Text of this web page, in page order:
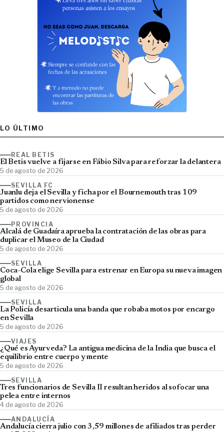
LO ÚLTIMO
REAL BETIS
El Betis vuelve a fijarse en Fábio Silva para reforzar la delantera
5 de agosto de 2026
SEVILLA FC
Juanlu deja el Sevilla y ficha por el Bournemouth tras 109
partidos como nervionense
5 de agosto de 2026
PROVINCIA
Alcalá de Guadaíra aprueba la contratación de las obras para
duplicar el Museo de la Ciudad
5 de agosto de 2026
SEVILLA
Coca-Cola elige Sevilla para estrenar en Europa su nueva imagen
global
5 de agosto de 2026
SEVILLA
La Policía desarticula una banda que robaba motos por encargo
en Sevilla
5 de agosto de 2026
VIAJES
¿Qué es Ayurveda? La antigua medicina de la India que busca el
equilibrio entre cuerpo y mente
5 de agosto de 2026
SEVILLA
Tres funcionarios de Sevilla II resultan heridos al sofocar una
pelea entre internos
4 de agosto de 2026
ANDALUCÍA
Andalucía cierra julio con 3,59 millones de afiliados tras perder